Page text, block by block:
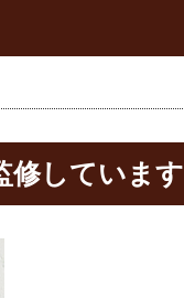
修しています